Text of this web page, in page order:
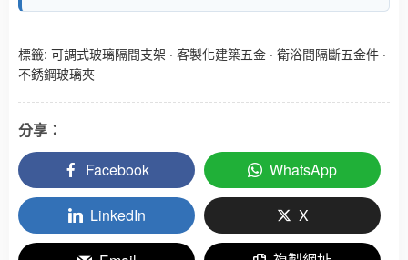
標籤: 可調式玻璃隔間支架 · 客製化建築五金 · 衛浴間隔斷五金件 ·
不銹鋼玻璃夾
分享：
Facebook
WhatsApp
LinkedIn X